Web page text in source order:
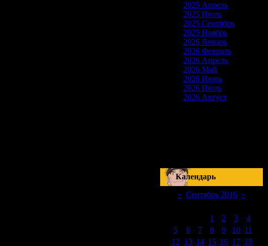
2025 Апрель
2025 Июль
2025 Сентябрь
2025 Ноябрь
2026 Январь
2026 Февраль
2026 Апрель
2026 Май
2026 Июнь
2026 Июль
2026 Август
Календарь
« Сентябрь 2016 »
1
2 3
4
5
6 7 8 9 10 11
12
13 14 15 16 17 18